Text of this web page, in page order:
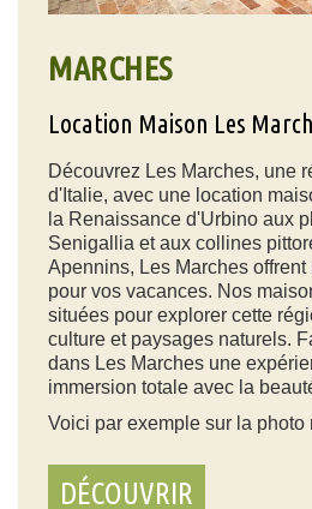
MARCHES
Location Maison Les
Découvrez Les Marches, une
d'Italie, avec une location
la Renaissance d'Urbino aux
Senigallia et aux collines
Apennins, Les Marches
pour vos vacances. Nos
situées pour explorer cette
culture et paysages naturels.
dans Les Marches une
immersion totale avec la
Voici par exemple sur la photo
DÉCOUVRIR